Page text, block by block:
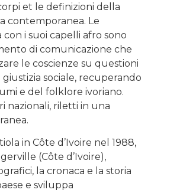
et le definizioni della
contemporanea. Le
i suoi capelli afro sono
di comunicazione che
le coscienze su questioni
giustizia sociale, recuperando
e del folklore ivoriano.
nazionali, riletti in una
in Côte d’Ivoire nel 1988,
(Côte d’Ivoire),
la cronaca e la storia
e sviluppa